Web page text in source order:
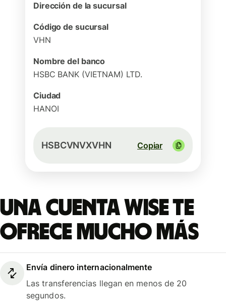
Dirección de la sucursal
Código de sucursal
VHN
Nombre del banco
HSBC BANK (VIETNAM) LTD.
Ciudad
HANOI
HSBCVNVXVHN Copiar
Una cuenta Wise te
ofrece mucho más
Envía dinero internacionalmente
Las transferencias llegan en menos de 20
segundos.